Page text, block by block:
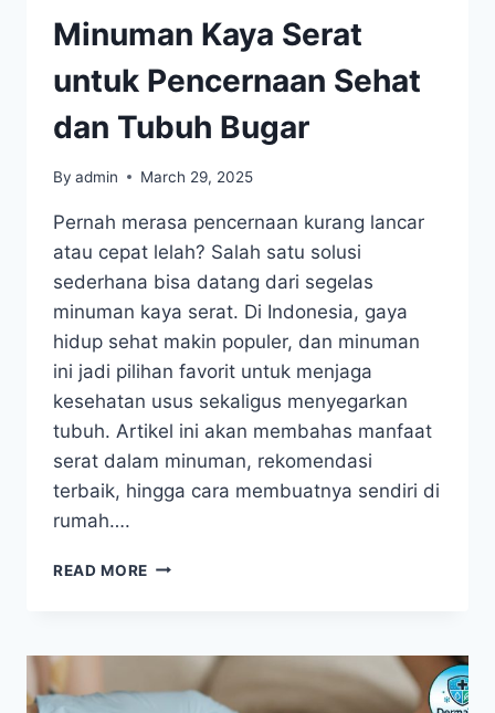
Minuman Kaya Serat
untuk Pencernaan Sehat
dan Tubuh Bugar
By admin March 29, 2025
Pernah merasa pencernaan kurang lancar
atau cepat lelah? Salah satu solusi
sederhana bisa datang dari segelas
minuman kaya serat. Di Indonesia, gaya
hidup sehat makin populer, dan minuman
ini jadi pilihan favorit untuk menjaga
kesehatan usus sekaligus menyegarkan
tubuh. Artikel ini akan membahas manfaat
serat dalam minuman, rekomendasi
terbaik, hingga cara membuatnya sendiri di
rumah….
READ MORE MINUMAN
PENCERNAAN
SEHAT